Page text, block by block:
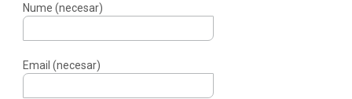
Nume (necesar)
Email (necesar)